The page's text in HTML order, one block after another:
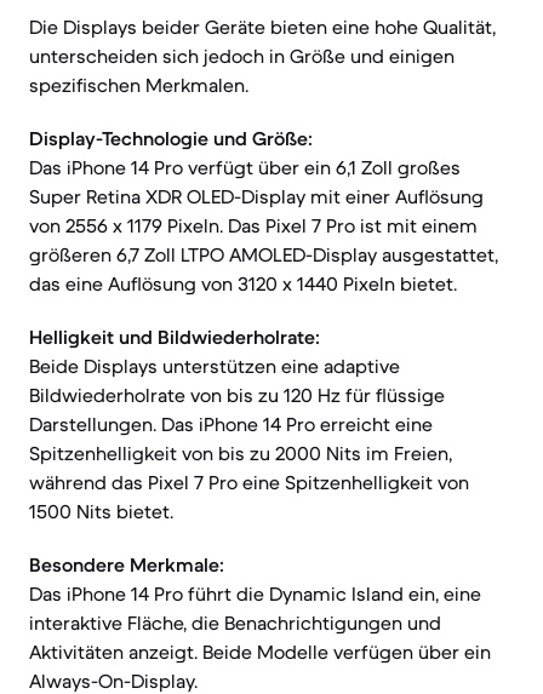
Die Displays beider Geräte bieten eine hohe Qualität,
unterscheiden sich jedoch in Größe und einigen
spezifischen Merkmalen.
Display-Technologie und Größe:
Das iPhone 14 Pro verfügt über ein 6,1 Zoll großes
Super Retina XDR OLED-Display mit einer Auflösung
von 2556 x 1179 Pixeln. Das Pixel 7 Pro ist mit einem
größeren 6,7 Zoll LTPO AMOLED-Display ausgestattet,
das eine Auflösung von 3120 x 1440 Pixeln bietet.
Helligkeit und Bildwiederholrate:
Beide Displays unterstützen eine adaptive
Bildwiederholrate von bis zu 120 Hz für flüssige
Darstellungen. Das iPhone 14 Pro erreicht eine
Spitzenhelligkeit von bis zu 2000 Nits im Freien,
während das Pixel 7 Pro eine Spitzenhelligkeit von
1500 Nits bietet.
Besondere Merkmale:
Das iPhone 14 Pro führt die Dynamic Island ein, eine
interaktive Fläche, die Benachrichtigungen und
Aktivitäten anzeigt. Beide Modelle verfügen über ein
Always-On-Display.